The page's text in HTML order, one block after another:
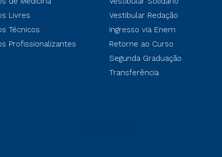
Livres
Técnicos
Profissionalizantes
Vestibular Redação
Ingresso via Enem
Retorne ao Curso
Segunda Graduação
Transferência